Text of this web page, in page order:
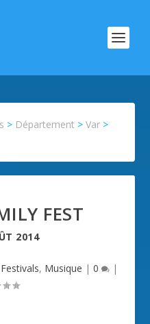
> Département >Var >
FEST
2014
Festivals, Musique | 0 |